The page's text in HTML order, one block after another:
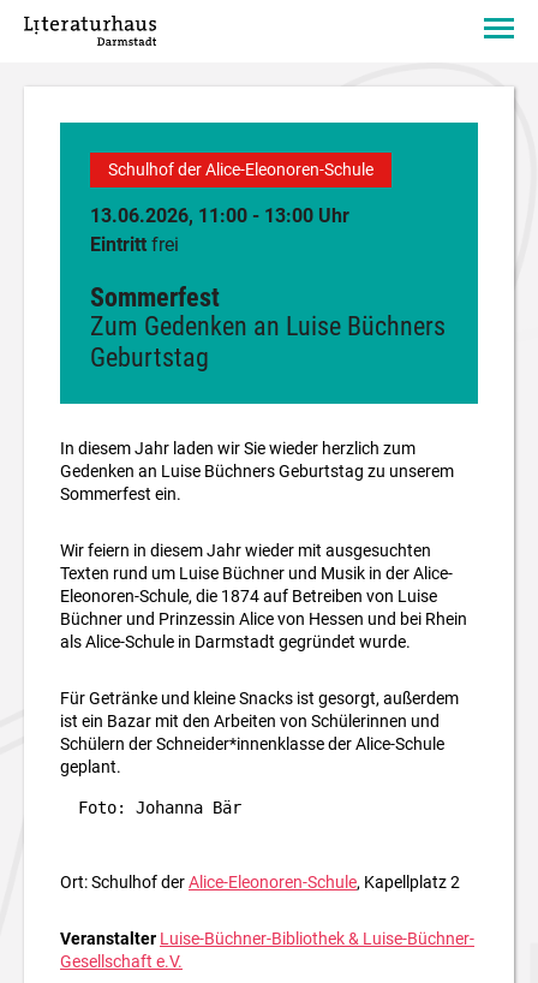
Schulhof der Alice-Eleonoren-Schule
13.06.2026, 11:00 - 13:00 Uhr
Eintritt frei
Sommerfest
Zum Gedenken an Luise Büchners
Geburtstag
In diesem Jahr laden wir Sie wieder herzlich zum
Gedenken an Luise Büchners Geburtstag zu unserem
Sommerfest ein.
Wir feiern in diesem Jahr wieder mit ausgesuchten
Texten rund um Luise Büchner und Musik in der Alice-
Eleonoren-Schule, die 1874 auf Betreiben von Luise
Büchner und Prinzessin Alice von Hessen und bei Rhein
als Alice-Schule in Darmstadt gegründet wurde.
Für Getränke und kleine Snacks ist gesorgt, außerdem
ist ein Bazar mit den Arbeiten von Schülerinnen und
Schülern der Schneider*innenklasse der Alice-Schule
geplant.
Foto: Johanna Bär
Ort: Schulhof derAlice-Eleonoren-Schule, Kapellplatz 2
Veranstalter Luise-Büchner-Bibliothek & Luise-Büchner-
Gesellschaft e.V.